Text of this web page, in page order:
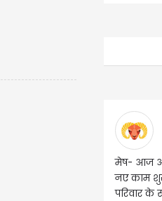
मेष- आज आपका दिन उत्साह से भरा
नए काम शुरू करने के लिए अच्छा समय
परिवार के साथ समय बिताना सुखद रहेगा।